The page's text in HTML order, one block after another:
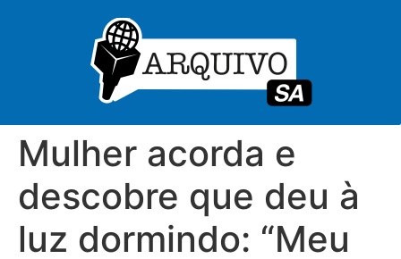
Mulher acorda e
descobre que deu à
luz dormindo: “Meu